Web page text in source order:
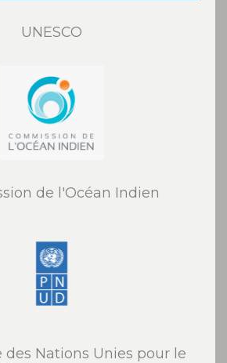
UNESCO
de l'Océan Indien
Nations Unies pour le